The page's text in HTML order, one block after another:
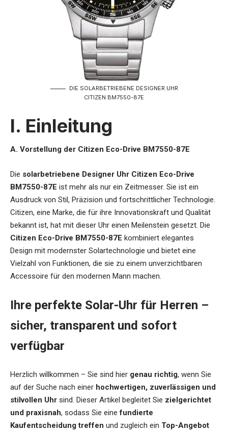
DIE SOLARBETRIEBENE DESIGNER UHR
CITIZEN BM7550-87E
I. Einleitung
A. Vorstellung der Citizen Eco-Drive BM7550-87E
Die solarbetriebene Designer Uhr Citizen Eco-Drive
BM7550-87E ist mehr als nur ein Zeitmesser. Sie ist ein
Ausdruck von Stil, Präzision und fortschrittlicher Technologie.
Citizen, eine Marke, die für ihre Innovationskraft und Qualität
bekannt ist, hat mit dieser Uhr einen Meilenstein gesetzt. Die
Citizen Eco-Drive BM7550-87E kombiniert elegantes
Design mit modernster Solartechnologie und bietet eine
Vielzahl von Funktionen, die sie zu einem unverzichtbaren
Accessoire für den modernen Mann machen.
Ihre perfekte Solar-Uhr für Herren –
sicher, transparent und sofort
verfügbar
Herzlich willkommen – Sie sind hier genau richtig, wenn Sie
auf der Suche nach einer hochwertigen, zuverlässigen und
stilvollen Uhr sind. Dieser Artikel begleitet Sie zielgerichtet
und praxisnah, sodass Sie einefundierte
Kaufentscheidung treffen und zugleich ein Top-Angebot